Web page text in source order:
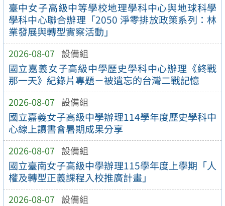
臺中女子高級中等學校地理學科中心與地球科學
學科中心聯合辦理「2050 淨零排放政策系列：林
業發展與轉型實察活動」
2026-08-07 設備組
國立嘉義女子高級中學歷史學科中心辦理《終戰
那一天》紀錄片專題－被遺忘的台灣二戰記憶
2026-08-07 設備組
國立嘉義女子高級中學辦理114學年度歷史學科中
心線上讀書會暑期成果分享
2026-08-07 設備組
國立臺南女子高級中學辦理115學年度上學期「人
權及轉型正義課程入校推廣計畫」
2026-08-07 設備組